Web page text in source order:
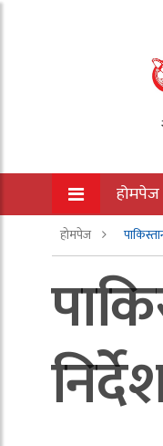
होमपेज
होमपेज